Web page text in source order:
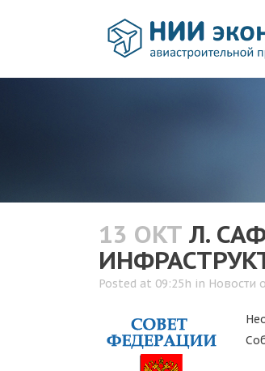
13 ОКТ Л.
Posted at 09:25h in Новости